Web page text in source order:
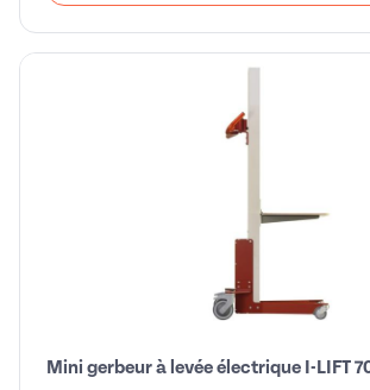
Mini gerbeur à levée électrique I-LIFT